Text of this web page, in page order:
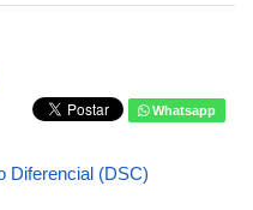
Whatsapp
Diferencial (DSC)